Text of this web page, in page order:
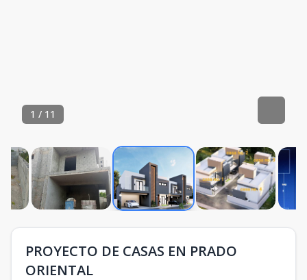
1 / 11
PROYECTO DE CASAS EN PRADO
ORIENTAL